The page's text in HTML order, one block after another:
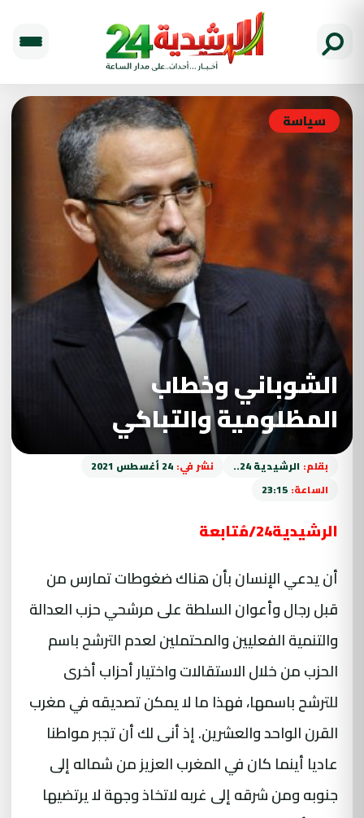
سياسة
الشوباني وخطاب
المظلومية والتباكي
بقلم: الرشيدية 24.. نشر في: 24 أغسطس 2021
الساعة: 23:15
الرشيدية24/مُتابعة
أن يدعي الإنسان بأن هناك ضغوطات تمارس من
قبل رجال وأعوان السلطة على مرشحي حزب العدالة
والتنمية الفعليين والمحتملين لعدم الترشح باسم
الحزب من خلال الاستقالات واختيار أحزاب أخرى
للترشح باسمها، فهذا ما لا يمكن تصديقه في مغرب
القرن الواحد والعشرين. إذ أنى لك أن تجبر مواطنا
عاديا أينما كان في المغرب العزيز من شماله إلى
جنوبه ومن شرقه إلى غربه لاتخاذ وجهة لا يرتضيها